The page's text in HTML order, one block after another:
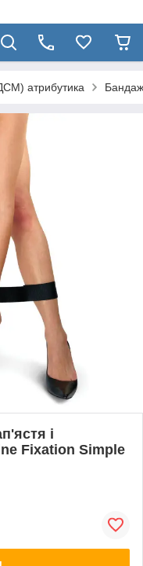
атрибутика
і
Fixation Simple